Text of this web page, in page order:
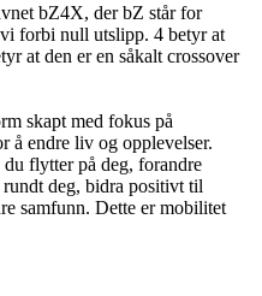
bZ4X, der bZ står for
forbi null utslipp. 4 betyr at
at den er en såkalt crossover
skapt med fokus på
å endre liv og opplevelser.
flytter på deg, forandre
deg, bidra positivt til
samfunn. Dette er mobilitet